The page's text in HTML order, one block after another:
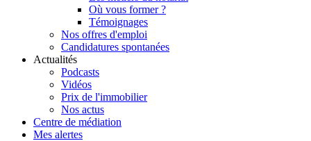
Où vous former ?
Témoignages
Nos offres d'emploi
Candidatures spontanées
Actualités
Podcasts
Vidéos
Prix de l'immobilier
Nos actus
Centre de médiation
Mes alertes